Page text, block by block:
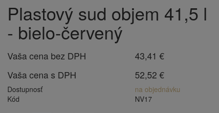
Plastový sud objem 41,5 l
- bielo-červený
Vaša cena bez DPH
43,41 €
Vaša cena s DPH
52,52 €
Dostupnosť
na objednávku
Kód
NV17